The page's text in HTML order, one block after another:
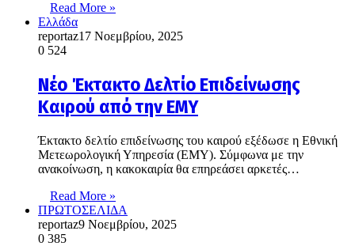
Read More »
Ελλάδα
reportaz17 Νοεμβρίου, 2025
0 524
Νέο Έκτακτο Δελτίο Επιδείνωσης
Καιρού από την ΕΜΥ
Έκτακτο δελτίο επιδείνωσης του καιρού εξέδωσε η Εθνική
Μετεωρολογική Υπηρεσία (ΕΜΥ). Σύμφωνα με την
ανακοίνωση, η κακοκαιρία θα επηρεάσει αρκετές…
Read More »
ΠΡΩΤΟΣΕΛΙΔΑ
reportaz9 Νοεμβρίου, 2025
0 385